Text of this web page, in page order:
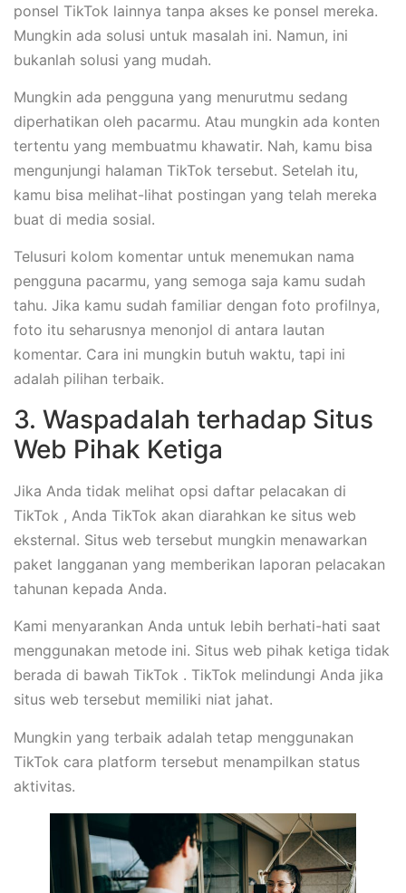
ponsel TikTok lainnya tanpa akses ke ponsel mereka.
Mungkin ada solusi untuk masalah ini. Namun, ini
bukanlah solusi yang mudah.
Mungkin ada pengguna yang menurutmu sedang
diperhatikan oleh pacarmu. Atau mungkin ada konten
tertentu yang membuatmu khawatir. Nah, kamu bisa
mengunjungi halaman TikTok tersebut. Setelah itu,
kamu bisa melihat-lihat postingan yang telah mereka
buat di media sosial.
Telusuri kolom komentar untuk menemukan nama
pengguna pacarmu, yang semoga saja kamu sudah
tahu. Jika kamu sudah familiar dengan foto profilnya,
foto itu seharusnya menonjol di antara lautan
komentar. Cara ini mungkin butuh waktu, tapi ini
adalah pilihan terbaik.
3. Waspadalah terhadap Situs
Web Pihak Ketiga
Jika Anda tidak melihat opsi daftar pelacakan di
TikTok , Anda TikTok akan diarahkan ke situs web
eksternal. Situs web tersebut mungkin menawarkan
paket langganan yang memberikan laporan pelacakan
tahunan kepada Anda.
Kami menyarankan Anda untuk lebih berhati-hati saat
menggunakan metode ini. Situs web pihak ketiga tidak
berada di bawah TikTok . TikTok melindungi Anda jika
situs web tersebut memiliki niat jahat.
Mungkin yang terbaik adalah tetap menggunakan
TikTok cara platform tersebut menampilkan status
aktivitas.